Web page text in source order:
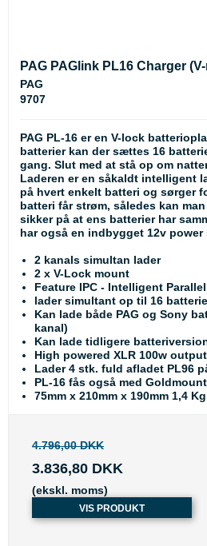
PAG PAGlink PL16 Charger
PAG
9707
PAG PL-16 er en V-lock
batterier kan der sættes 16
gang. Slut med at stå op om
Laderen er en såkaldt intelligent
på hvert enkelt batteri og sørger
batteri får strøm, således kan
sikker på at ens batterier har
har også en indbygget 12v power
2 kanals simultan lader
2 x V-Lock mount
Feature IPC - Intelligent
lader simultant op til 16
Kan lade både PAG og Sony
kanal)
Kan lade tidligere
High powered XLR 100w
Lader 4 stk. fuld afladet PL96
PL-16 fås også med
75mm x 210mm x 190mm 1,4
4.796,00 DKK
3.836,80 DKK
(ekskl. moms)
VIS PRODUKT